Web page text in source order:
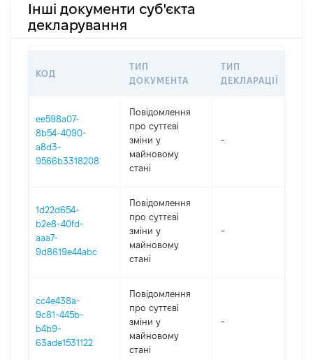
Інші документи суб'єкта
декларування
КОД
ТИП
ДОКУМЕНТА
ТИП
ДЕКЛАРАЦІЇ
ee598a07-
8b54-4090-
a8d3-
9566b3318208
Повідомлення
про суттєві
зміни y
майновому
стані
-
1d22d654-
b2e8-40fd-
aaa7-
9d8619e44abc
Повідомлення
про суттєві
зміни y
майновому
стані
-
cc4e438a-
9c81-445b-
b4b9-
63ade1531122
Повідомлення
про суттєві
зміни y
майновому
стані
-